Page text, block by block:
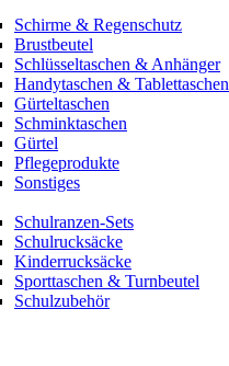
Schirme & Regenschutz
Brustbeutel
Schlüsseltaschen & Anhänger
Handytaschen & Tablettaschen
Gürteltaschen
Schminktaschen
Gürtel
Pflegeprodukte
Sonstiges
Schulranzen-Sets
Schulrucksäcke
Kinderrucksäcke
Sporttaschen & Turnbeutel
Schulzubehör